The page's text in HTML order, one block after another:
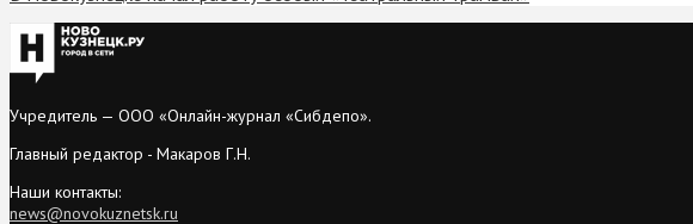
Учредитель — ООО «Онлайн-журнал «Сибдепо».
Главный редактор - Макаров Г.Н.
Наши контакты:
news@novokuznetsk.ru